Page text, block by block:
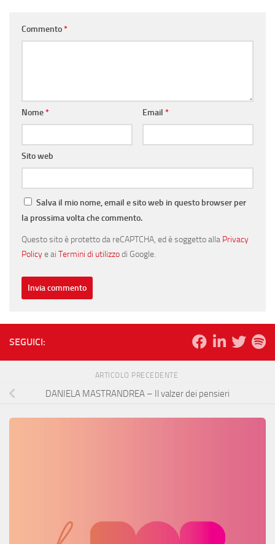
Commento*
Nome* Email *
Sito web
Salva il mio nome, email e sito web in questo browser per
la prossima volta che commento.
Questo sito è protetto da reCAPTCHA, ed è soggetto alla Privacy
Policye ai Termini di utilizzodi Google.
SEGUICI:
ARTICOLO PRECEDENTE
DANIELA MASTRANDREA – Il valzer dei pensieri